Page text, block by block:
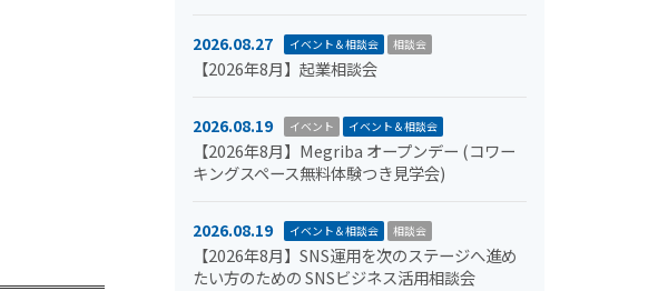
2026.08.27 イベント＆相談会 相談会
【2026年8月】起業相談会
2026.08.19 イベント イベント＆相談会
【2026年8月】Megriba オープンデー (コワー
キングスペース無料体験つき見学会)
2026.08.19 イベント＆相談会 相談会
【2026年8月】SNS運用を次のステージへ進め
たい方のための SNSビジネス活用相談会